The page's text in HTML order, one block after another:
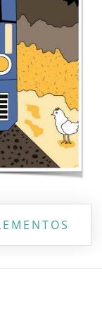
| La Jornada